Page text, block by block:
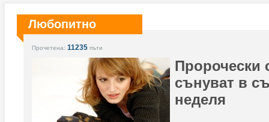
Любопитно
Прочетена: 11235 пъти
Пророчески
сънуват в
неделя